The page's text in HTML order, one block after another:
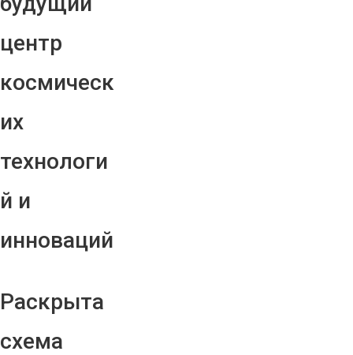
центр
космическ
их
технологи
й и
инноваций
Раскрыта
схема